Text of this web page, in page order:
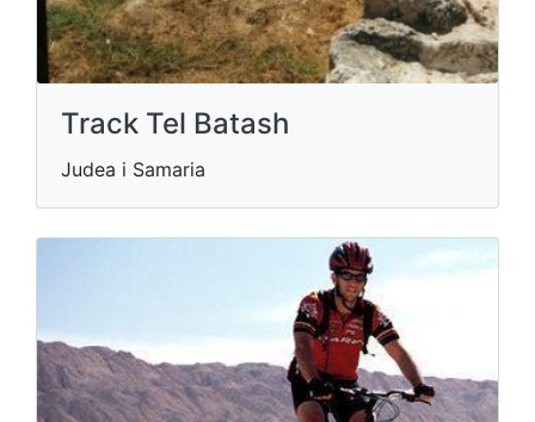
Track Tel Batash
Judea i Samaria